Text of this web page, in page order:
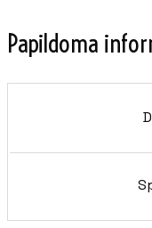
Papildoma